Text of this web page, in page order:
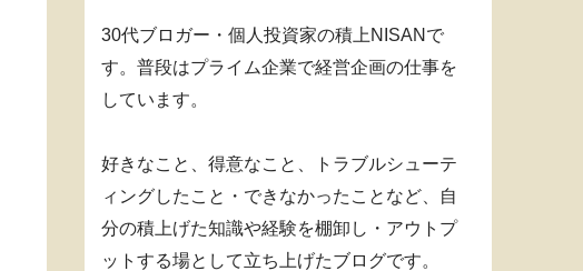
30代ブロガー・個人投資家の積上NISANで
す。普段はプライム企業で経営企画の仕事を
しています。
好きなこと、得意なこと、トラブルシューテ
ィングしたこと・できなかったことなど、自
分の積上げた知識や経験を棚卸し・アウトプ
ットする場として立ち上げたブログです。